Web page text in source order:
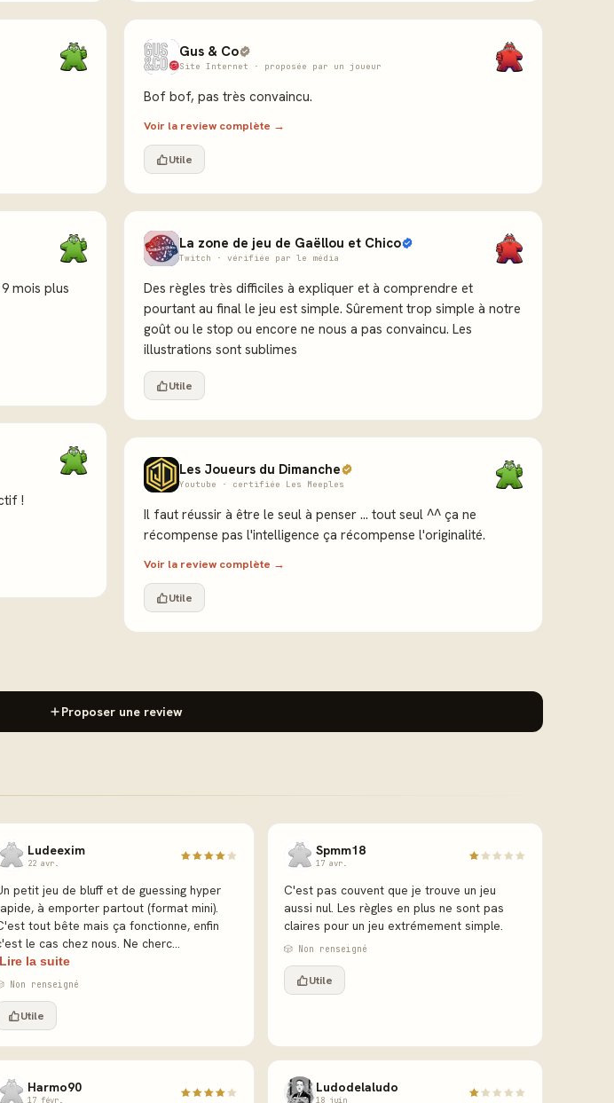
mois plus
!
Gus & Co
Site Internet · proposée par un joueur
Bof bof, pas très convaincu.
Voir la review complète →
Utile
La zone de jeu de Gaëllou et Chico
Twitch · vérifiée par le média
Des règles très difficiles à expliquer et à comprendre et
pourtant au final le jeu est simple. Sûrement trop simple à notre
goût ou le stop ou encore ne nous a pas convaincu. Les
illustrations sont sublimes
Utile
Les Joueurs du Dimanche
Youtube · certifiée Les Meeples
Il faut réussir à être le seul à penser ... tout seul ^^ ça ne
récompense pas l'intelligence ça récompense l'originalité.
Voir la review complète →
Utile
Proposer une review
Ludeexim
22 avr.
petit jeu de bluff et de guessing hyper
à emporter partout (format mini).
tout bête mais ça fonctionne, enfin
le cas chez nous. Ne cherc...
Lire la suite
Non renseigné
Utile
Spmm18
17 avr.
C'est pas couvent que je trouve un jeu
aussi nul. Les règles en plus ne sont pas
claires pour un jeu extrémement simple.
🎲 Non renseigné
Utile
Harmo90
17 févr.
Ludodelaludo
18 juin